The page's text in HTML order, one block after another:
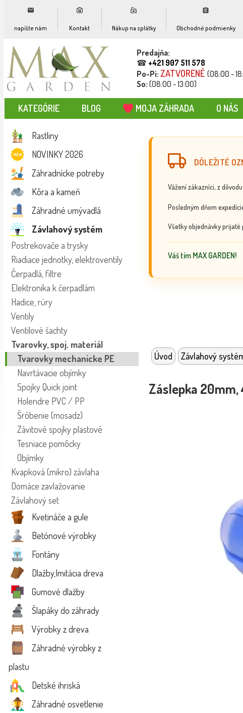
napíšte nám Kontakt Nákup na splátky Obchodné podmienky
Predajňa:
☎ +421 907 511 578
Po-Pi: ZATVORENÉ (08:00 -
So: (08:00 - 13:00)
KATEGÓRIE BLOG MOJA ZÁHRADA O NÁS
Rastliny
NOVINKY 2026
Záhradnícke potreby
Kôra a kameň
Záhradné umývadlá
Závlahový systém
Postrekovače a trysky
Riadiace jednotky, elektroventily
Čerpadlá, filtre
Elektronika k čerpadlám
Hadice, rúry
Ventily
Ventilové šachty
Tvarovky, spoj. materiál
Tvarovky mechanicke PE
Navrtávacie objímky
Spojky Quick joint
Holendre PVC / PP
Šróbenie (mosadz)
Závitové spojky plastové
Tesniace pomôcky
Objímky
Kvapková (mikro) závlaha
Domáce zavlažovanie
Závlahový set
Kvetináče a gule
Betónové výrobky
Fontány
Dlažby,Imitácia dreva
Gumové dlažby
Šlapáky do záhrady
Výrobky z dreva
Záhradné výrobky z
plastu
Detské ihriská
Záhradné osvetlenie
DÔLEŽITÉ
Vážení zákazníci, z
Posledným dňom
Všetky objednávky prijaté
Váš tím MAX GARDEN!
Úvod Závlahový
Záslepka